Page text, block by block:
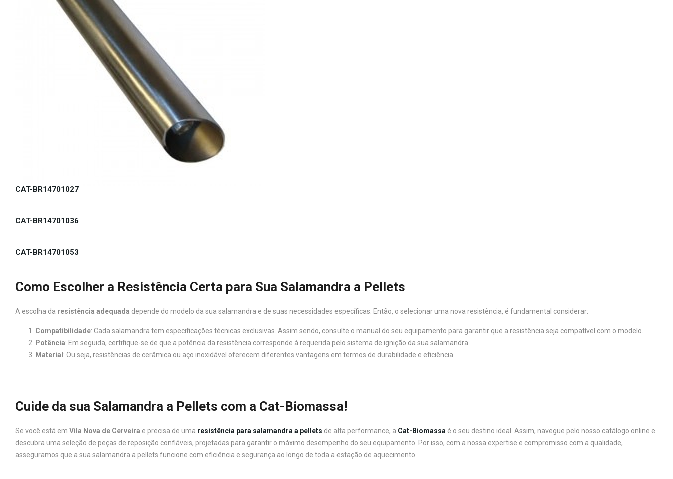
CAT-BR14701027
CAT-BR14701036
CAT-BR14701053
Como Escolher a Resistência Certa para Sua Salamandra a Pellets
A escolha da resistência adequada depende do modelo da sua salamandra e de suas necessidades específicas. Então, o selecionar uma nova resistência, é fundamental considerar:
Compatibilidade: Cada salamandra tem especificações técnicas exclusivas. Assim sendo, consulte o manual do seu equipamento para garantir que a resistência seja compatível com o modelo.
Potência: Em seguida, certifique-se de que a potência da resistência corresponde à requerida pelo sistema de ignição da sua salamandra.
Material : Ou seja, resistências de cerâmica ou aço inoxidável oferecem diferentes vantagens em termos de durabilidade e eficiência.
Cuide da sua Salamandra a Pellets com a Cat-Biomassa!
Se você está em Vila Nova de Cerveira e precisa de uma resistência para salamandra a pellets de alta performance, a Cat-Biomassa é o seu destino ideal. Assim, navegue pelo nosso catálogo online e
descubra uma seleção de peças de reposição confiáveis, projetadas para garantir o máximo desempenho do seu equipamento. Por isso, com a nossa expertise e compromisso com a qualidade,
asseguramos que a sua salamandra a pellets funcione com eficiência e segurança ao longo de toda a estação de aquecimento.